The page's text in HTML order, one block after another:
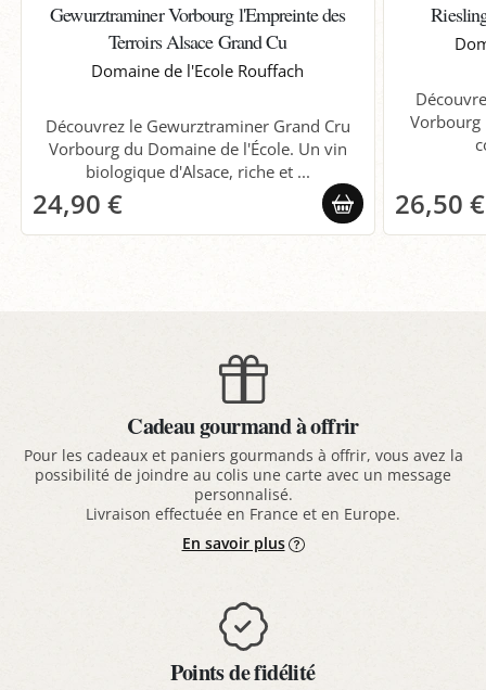
Gewurztraminer Vorbourg l'Empreinte des
Terroirs Alsace Grand Cu
Domaine de l'Ecole Rouffach
Découvrez le Gewurztraminer Grand Cru
Vorbourg du Domaine de l'École. Un vin
biologique d'Alsace, riche et ...
24,90 €
Vorbourg
26,50 €
Cadeau gourmand à offrir
Pour les cadeaux et paniers gourmands à offrir, vous avez la
possibilité de joindre au colis une carte avec un message
personnalisé.
Livraison effectuée en France et en Europe.
En savoir plus
Points de fidélité